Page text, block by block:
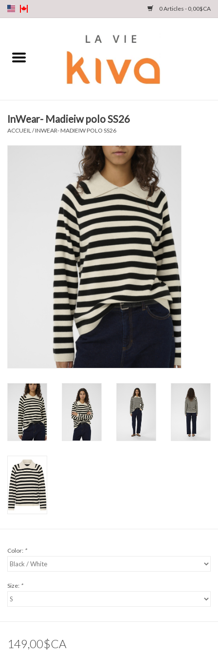
0 Articles - 0,00$CA
MAGASINEZ
InWear- Madieiw polo SS26
ACCUEIL /INWEAR- MADIEIW POLO SS26
Color: *
Size: *
149,00$CA